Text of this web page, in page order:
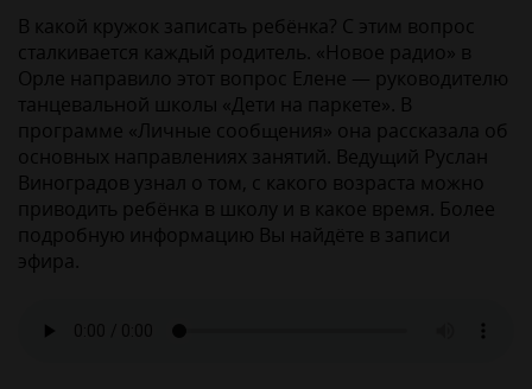
В какой кружок записать ребёнка? С этим вопрос
сталкивается каждый родитель. «Новое радио» в
Орле направило этот вопрос Елене — руководителю
танцевальной школы «Дети на паркете». В
программе «Личные сообщения» она рассказала об
основных направлениях занятий. Ведущий Руслан
Виноградов узнал о том, с какого возраста можно
приводить ребёнка в школу и в какое время. Более
подробную информацию Вы найдёте в записи
эфира.